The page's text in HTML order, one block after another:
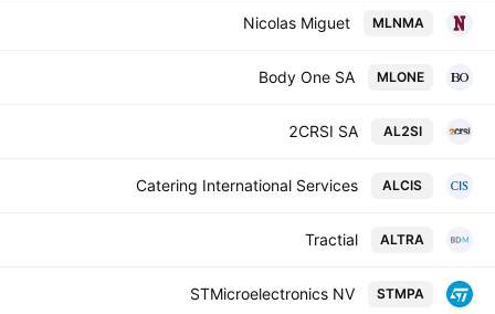
MLNMA
Nicolas Miguet
MLONE
Body One SA
AL2SI
2CRSI SA
ALCIS
Catering International Services
ALTRA
Tractial
STMPA
STMicroelectronics NV